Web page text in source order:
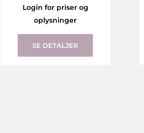
Login for priser og
oplysninger
SE DETALJER